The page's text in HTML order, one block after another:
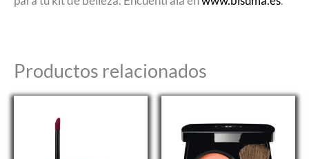
Productos relacionados